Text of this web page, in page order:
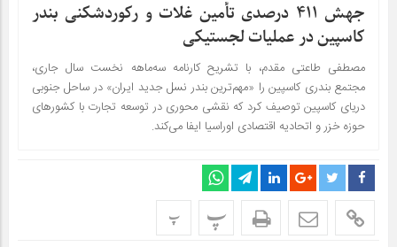
جهش ۴۱۱ درصدی تأمین غلات و ركوردشكنی بندر
كاسپین در عملیات لجستیكی
مصطفی طاعتی مقدم، با تشریح کارنامه سه‌ماهه نخست سال جاری،
مجتمع بندری کاسپین را «مهم‌ترین بندر نسل جدید ایران» در ساحل جنوبی
دریای کاسپین توصیف کرد که نقشی محوری در توسعه تجارت با کشورهای
حوزه خزر و اتحادیه اقتصادی اوراسیا ایفا می‌کند.
پ پ